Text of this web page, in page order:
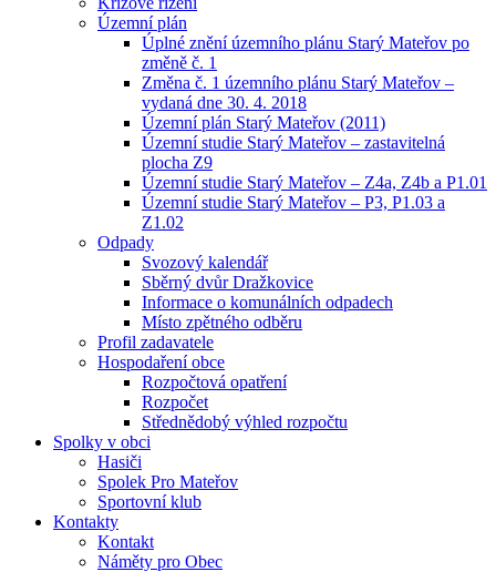
Územní plán
Úplné znění územního plánu Starý Mateřov po
změně č. 1
Změna č. 1 územního plánu Starý Mateřov –
vydaná dne 30. 4. 2018
Územní plán Starý Mateřov (2011)
Územní studie Starý Mateřov – zastavitelná
plocha Z9
Územní studie Starý Mateřov – Z4a, Z4b a P1.01
Územní studie Starý Mateřov – P3, P1.03 a
Z1.02
Odpady
Svozový kalendář
Sběrný dvůr Dražkovice
Informace o komunálních odpadech
Místo zpětného odběru
Profil zadavatele
Hospodaření obce
Rozpočtová opatření
Rozpočet
Střednědobý výhled rozpočtu
Spolky v obci
Hasiči
Spolek Pro Mateřov
Sportovní klub
Kontakty
Kontakt
Náměty pro Obec